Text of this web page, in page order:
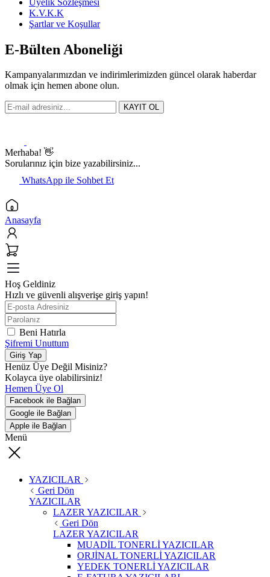
K.V.K.K
Şartlar ve Koşullar
E-Bülten Aboneliği
Kampanyalarımızdan ve indirimlerimizden güncel olarak haberdar
olmak için hemen abone olun.
KAYIT OL
Merhaba! 👋
Sorularınız için bize yazabilirsiniz...
WhatsApp ile Sohbet Et
Anasayfa
Hoş Geldiniz
Hızlı ve güvenli alışverişe giriş yapın!
Beni Hatırla
Şifremi Unuttum
Giriş Yap
Henüz Üye Değil Misiniz?
Kolayca üye olabilirsiniz!
Hemen Üye Ol
Facebook ile Bağlan
Google ile Bağlan
Apple ile Bağlan
Menü
YAZICILAR
Geri Dön
YAZICILAR
LAZER YAZICILAR
Geri Dön
LAZER YAZICILAR
MUADİL TONERLİ YAZICILAR
ORJİNAL TONERLİ YAZICILAR
YEDEK TONERLİ YAZICILAR